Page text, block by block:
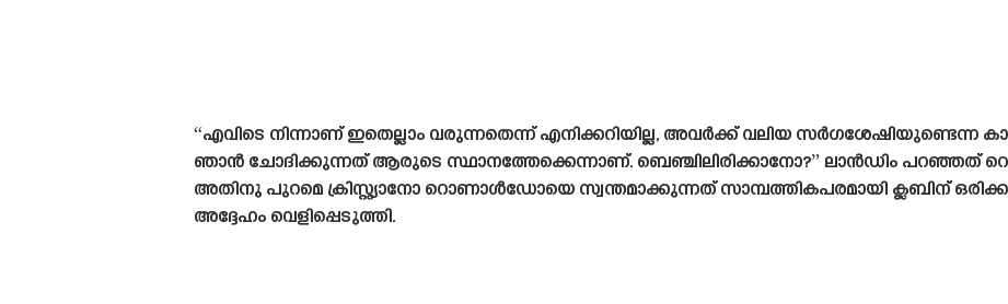
“എവിടെ നിന്നാണ് ഇതെല്ലാം വരുന്നതെന്ന് എനിക്കറിയില്ല, അവർക്ക് വലിയ സർഗശേഷിയുണ്ടെന്ന
ഞാൻ ചോദിക്കുന്നത് ആരുടെ സ്ഥാനത്തേക്കെന്നാണ്. ബെഞ്ചിലിരിക്കാനോ?” ലാൻഡിം പറഞ്ഞത്
അതിനു പുറമെ ക്രിസ്റ്റ്യാനോ റൊണാൾഡോയെ സ്വന്തമാക്കുന്നത് സാമ്പത്തികപരമായി ക്ലബിന്
അദ്ദേഹം വെളിപ്പെടുത്തി.